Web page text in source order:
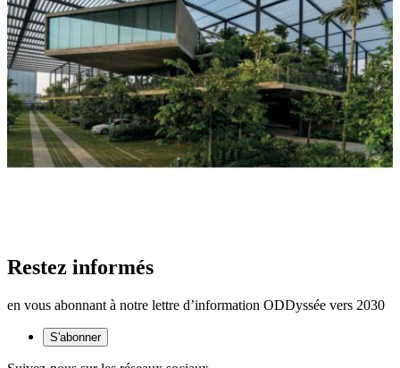
Restez informés
en vous abonnant à notre lettre d’information ODDyssée vers 2030
S'abonner